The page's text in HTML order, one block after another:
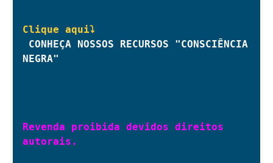
CONHEÇA NOSSOS RECURSOS "CONSCIÊNCIA
NEGRA"
Revenda proibida devidos direitos
autorais.